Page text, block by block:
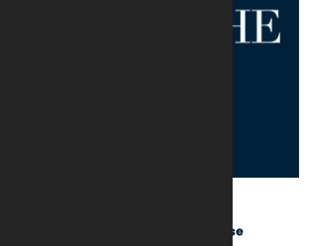
Lei sobre as novas regras do Perse